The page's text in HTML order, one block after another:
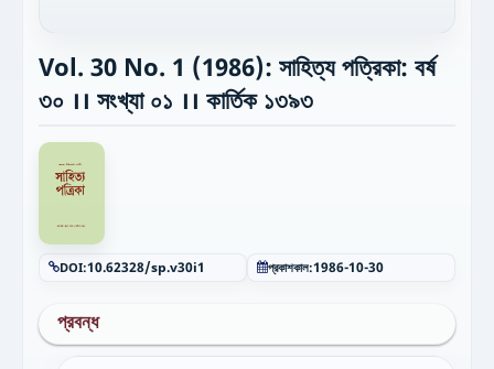
Vol. 30 No. 1 (1986): সাহিত্য পত্রিকা: বর্ষ
৩০ ।। সংখ্যা ০১ ।। কার্তিক ১৩৯৩
DOI:10.62328/sp.v30i1 প্রকাশকাল:1986-10-30
প্রবন্ধ